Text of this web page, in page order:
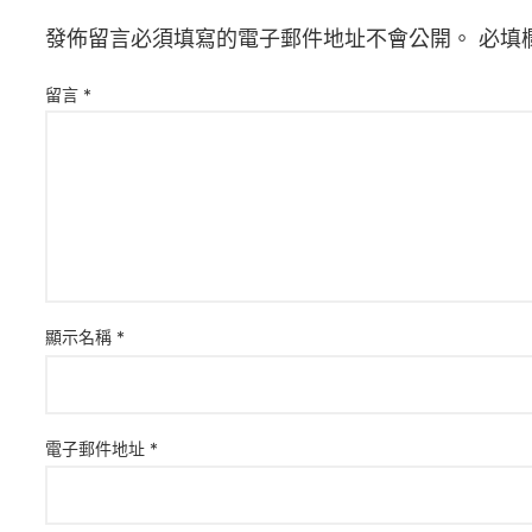
發佈留言必須填寫的電子郵件地址不會公開。 必填
留言 *
顯示名稱 *
電子郵件地址 *